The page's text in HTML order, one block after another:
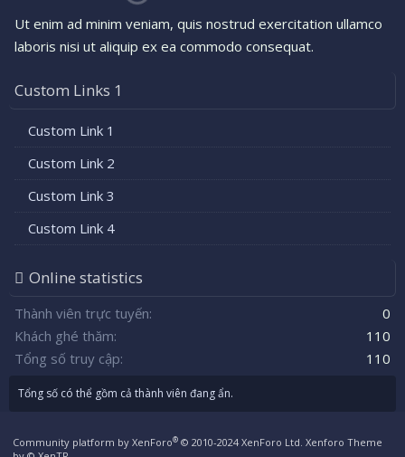
Ut enim ad minim veniam, quis nostrud exercitation ullamco
laboris nisi ut aliquip ex ea commodo consequat.
Custom Links 1
Custom Link 1
Custom Link 2
Custom Link 3
Custom Link 4
Online statistics
Thành viên trực tuyến
0
Khách ghé thăm
110
Tổng số truy cập
110
Tổng số có thể gồm cả thành viên đang ẩn.
Community platform by XenForo® © 2010-2024 XenForo Ltd. Xenforo Theme